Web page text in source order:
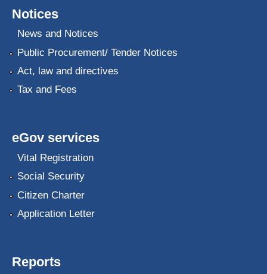
Notices
News and Notices
Public Procurement/ Tender Notices
Act, law and directives
Tax and Fees
eGov services
Vital Registration
Social Security
Citizen Charter
Application Letter
Reports